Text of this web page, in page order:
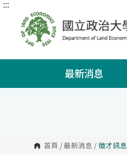
跳
塊
:::
最新消息
首頁 /最新消息 / 徵才訊息